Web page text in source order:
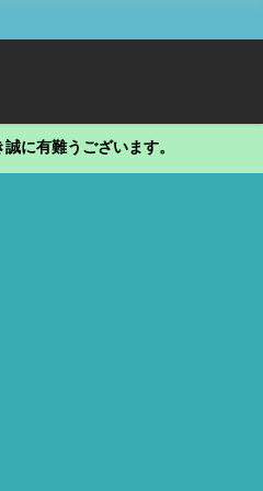
に有難うございます。